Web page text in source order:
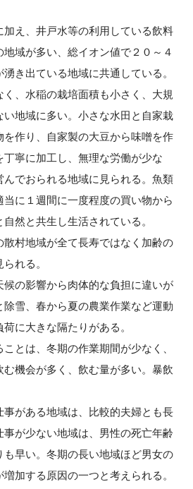
加え、井戸水等の利用している飲料
域が多い、総イオン値で２０～４
き出ている地域に共通している。
、水稲の栽培面積も小さく、大規
地域に多い。小さな水田と自家栽
作り、自家製の大豆から味噌を作
丁寧に加工し、無理な労働が少な
んでおられる地域に見られる。魚類
に１週間に一度程度の買い物から
然と共生し生活されている。
村地域が全て長寿ではなく加齢の
れる。
の影響から肉体的な負担に違いが
雪、春から夏の農業作業など運動
に大きな隔たりがある。
とは、冬期の作業期間が少なく、
機会が多く、飲む量が多い。暴飲
がある地域は、比較的夫婦とも長
が少ない地域は、男性の死亡年齢
も早い。冬期の長い地域ほど男女の
加する原因の一つと考えられる。